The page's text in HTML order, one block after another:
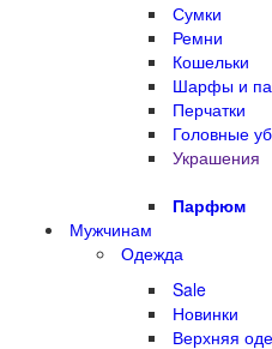
Сумки
Ремни
Кошельки
Шарфы и
Перчатки
Головные
Украшения
Парфюм
Мужчинам
Одежда
Sale
Новинки
Верхняя